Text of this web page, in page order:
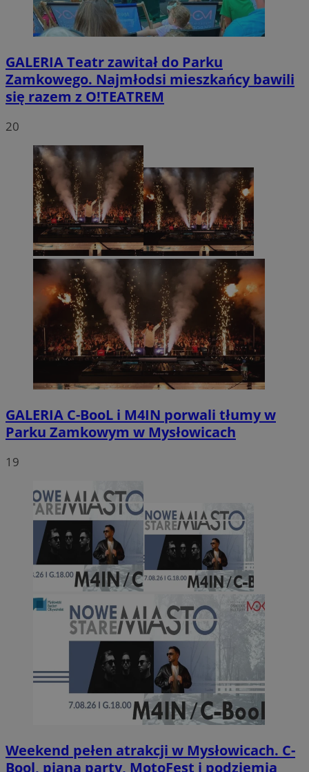
GALERIATeatr zawitał do Parku
Zamkowego. Najmłodsi mieszkańcy bawili
się razem z O!TEATREM
20
GALERIA C-BooL i M4IN porwali tłumy w
Parku Zamkowym w Mysłowicach
19
Weekend pełen atrakcji w Mysłowicach. C-
Bool, piana party, MotoFest i podziemia